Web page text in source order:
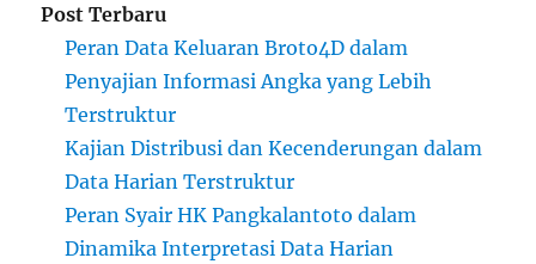
Post Terbaru
Peran Data Keluaran Broto4D dalam
Penyajian Informasi Angka yang Lebih
Terstruktur
Kajian Distribusi dan Kecenderungan dalam
Data Harian Terstruktur
Peran Syair HK Pangkalantoto dalam
Dinamika Interpretasi Data Harian